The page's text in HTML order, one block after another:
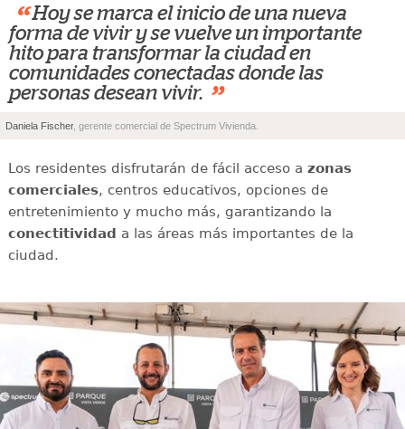
“ Hoy se marca el inicio de una nueva
forma de vivir y se vuelve un importante
hito para transformar la ciudad en
comunidades conectadas donde las
personas desean vivir. ”
Daniela Fischer , gerente comercial de Spectrum Vivienda.
Los residentes disfrutarán de fácil acceso a zonas
comerciales, centros educativos, opciones de
entretenimiento y mucho más, garantizando la
conectitividad a las áreas más importantes de la
ciudad.